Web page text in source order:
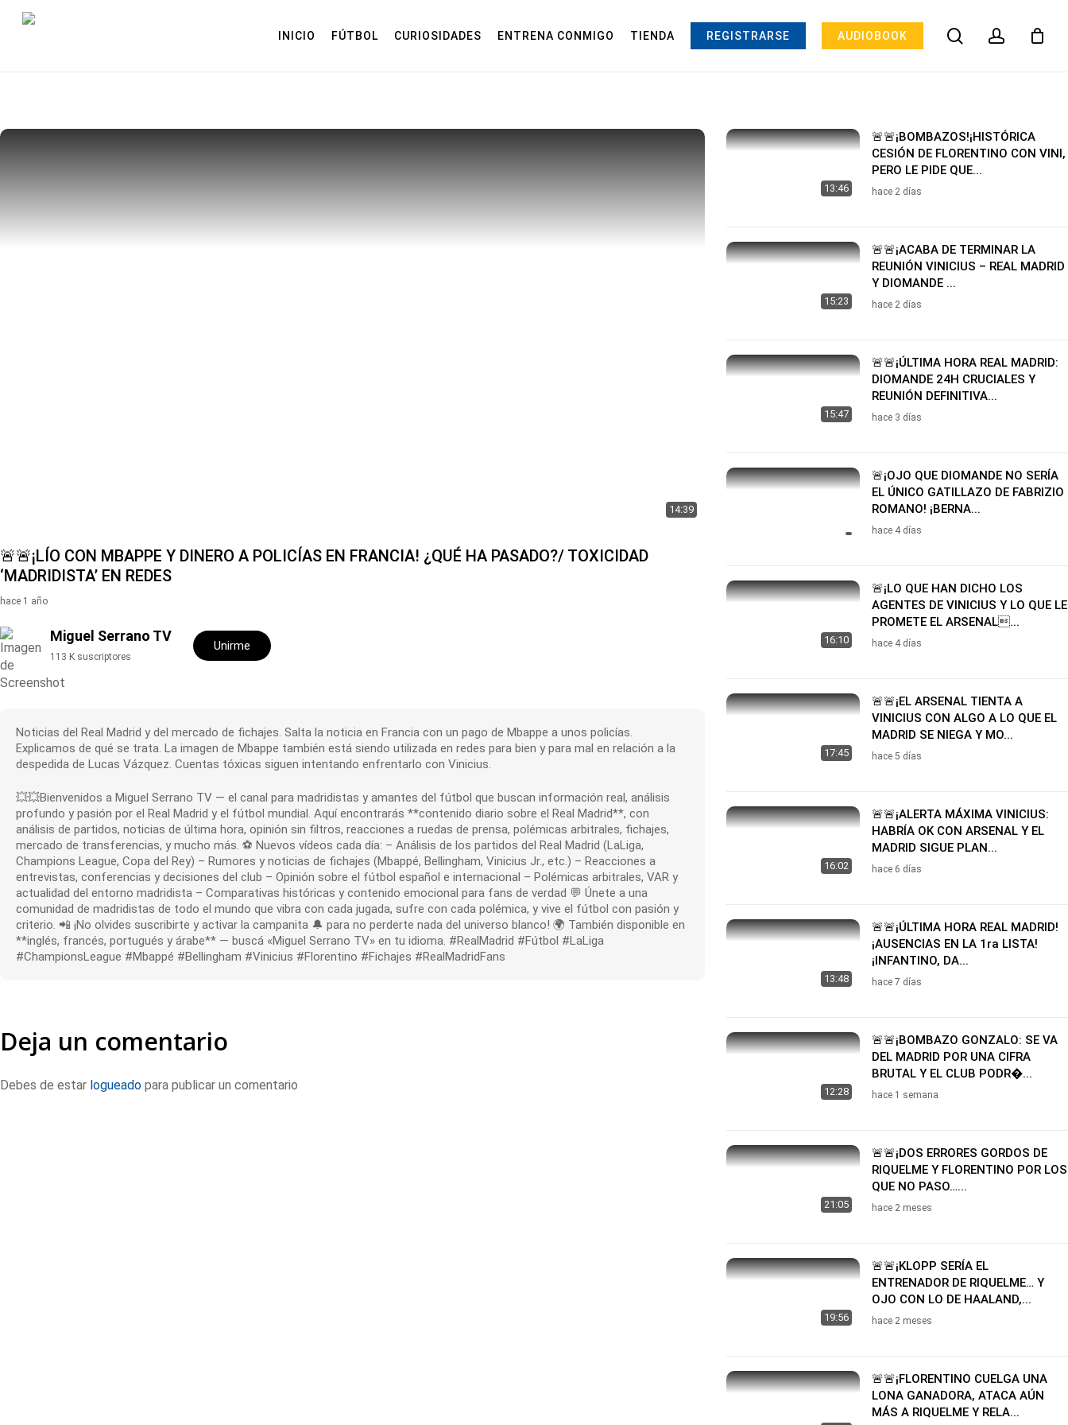
INICIO FÚTBOL CURIOSIDADES ENTRENA CONMIGO TIENDA REGISTRARSE AUDIOBOOK searchaccount
14:39
🚨🚨¡LÍO CON MBAPPE Y DINERO A POLICÍAS EN FRANCIA! ¿QUÉ HA PASADO?/ TOXICIDAD
‘MADRIDISTA’ EN REDES
hace 1 año
Miguel Serrano TV
113 K suscriptores
Unirme
Noticias del Real Madrid y del mercado de fichajes. Salta la noticia en Francia con un pago de Mbappe a unos policías.
Explicamos de qué se trata. La imagen de Mbappe también está siendo utilizada en redes para bien y para mal en relación a la
despedida de Lucas Vázquez. Cuentas tóxicas siguen intentando enfrentarlo con Vinicius.
💥💥Bienvenidos a Miguel Serrano TV — el canal para madridistas y amantes del fútbol que buscan información real, análisis
profundo y pasión por el Real Madrid y el fútbol mundial. Aquí encontrarás **contenido diario sobre el Real Madrid**, con
análisis de partidos, noticias de última hora, opinión sin filtros, reacciones a ruedas de prensa, polémicas arbitrales, fichajes,
mercado de transferencias, y mucho más. ⚽ Nuevos vídeos cada día: – Análisis de los partidos del Real Madrid (LaLiga,
Champions League, Copa del Rey) – Rumores y noticias de fichajes (Mbappé, Bellingham, Vinicius Jr., etc.) – Reacciones a
entrevistas, conferencias y decisiones del club – Opinión sobre el fútbol español e internacional – Polémicas arbitrales, VAR y
actualidad del entorno madridista – Comparativas históricas y contenido emocional para fans de verdad 💬 Únete a una
comunidad de madridistas de todo el mundo que vibra con cada jugada, sufre con cada polémica, y vive el fútbol con pasión y
criterio. 📲 ¡No olvides suscribirte y activar la campanita 🔔 para no perderte nada del universo blanco! 🌍 También disponible en
**inglés, francés, portugués y árabe** — buscá «Miguel Serrano TV» en tu idioma. #RealMadrid #Fútbol #LaLiga
#ChampionsLeague #Mbappé #Bellingham #Vinicius #Florentino #Fichajes #RealMadridFans
Deja un comentario
Debes de estar logueado para publicar un comentario
13:46
🚨🚨¡BOMBAZOS!¡HISTÓRICA
CESIÓN DE FLORENTINO CON VINI,
PERO LE PIDE QUE...
hace 2 días
15:23
🚨🚨¡ACABA DE TERMINAR LA
REUNIÓN VINICIUS – REAL MADRID
Y DIOMANDE ...
hace 2 días
15:47
🚨🚨¡ÚLTIMA HORA REAL MADRID:
DIOMANDE 24H CRUCIALES Y
REUNIÓN DEFINITIVA...
hace 3 días
🚨¡OJO QUE DIOMANDE NO SERÍA
EL ÚNICO GATILLAZO DE FABRIZIO
ROMANO! ¡BERNA...
hace 4 días
16:10
🚨¡LO QUE HAN DICHO LOS
AGENTES DE VINICIUS Y LO QUE LE
PROMETE EL ARSENAL...
hace 4 días
17:45
🚨🚨¡EL ARSENAL TIENTA A
VINICIUS CON ALGO A LO QUE EL
MADRID SE NIEGA Y MO...
hace 5 días
16:02
🚨🚨¡ALERTA MÁXIMA VINICIUS:
HABRÍA OK CON ARSENAL Y EL
MADRID SIGUE PLAN...
hace 6 días
13:48
🚨🚨¡ÚLTIMA HORA REAL MADRID!
¡AUSENCIAS EN LA 1ra LISTA!
¡INFANTINO, DA...
hace 7 días
12:28
🚨🚨¡BOMBAZO GONZALO: SE VA
DEL MADRID POR UNA CIFRA
BRUTAL Y EL CLUB PODR�...
hace 1 semana
21:05
🚨🚨¡DOS ERRORES GORDOS DE
RIQUELME Y FLORENTINO POR LOS
QUE NO PASO…...
hace 2 meses
19:56
🚨🚨¡KLOPP SERÍA EL
ENTRENADOR DE RIQUELME… Y
OJO CON LO DE HAALAND,...
hace 2 meses
🚨🚨¡FLORENTINO CUELGA UNA
LONA GANADORA, ATACA AÚN
MÁS A RIQUELME Y RELA...